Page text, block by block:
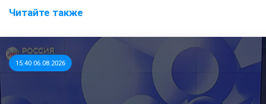
Читайте также
15:40 06.08.2026